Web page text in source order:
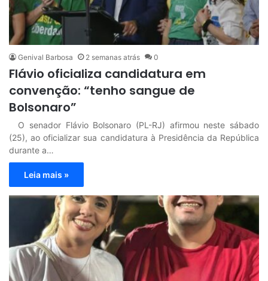
Genival Barbosa 2 semanas atrás 0
Flávio oficializa candidatura em
convenção: “tenho sangue de
Bolsonaro”
O senador Flávio Bolsonaro (PL-RJ) afirmou neste sábado
(25), ao oficializar sua candidatura à Presidência da República
durante a…
Leia mais »